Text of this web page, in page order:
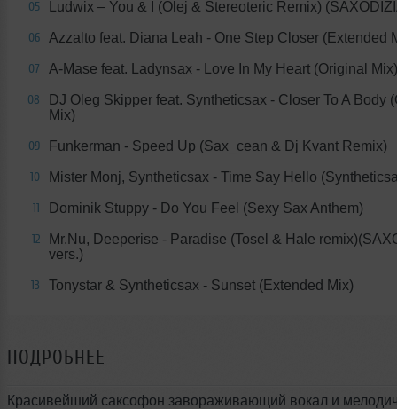
05 Ludwix – You & I (Olej & Stereoteric Remix)
06 Azzalto feat. Diana Leah - One Step Closer (Extended
07 A-Mase feat. Ladynsax - Love In My Heart (Original Mix)
08
DJ Oleg Skipper feat. Syntheticsax - Closer To A Body
Mix)
09 Funkerman - Speed Up (Sax_cean & Dj Kvant Remix)
10 Mister Monj, Syntheticsax - Time Say Hello
11 Dominik Stuppy - Do You Feel (Sexy Sax Anthem)
12
Mr.Nu, Deeperise - Paradise (Tosel & Hale
vers.)
13 Tonystar & Syntheticsax - Sunset (Extended Mix)
ПОДРОБНЕЕ
Красивейший саксофон завораживающий вокал и